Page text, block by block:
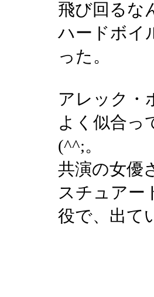
飛び回るな
ハードボイ
った。
アレック・
よく似合っ
(^^;。
共演の女優
スチュアー
役で、出て